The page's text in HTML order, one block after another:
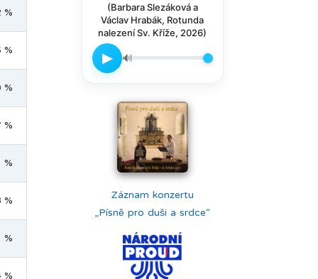
%
%
%
%
%
%
%
%
(Barbara Slezáková a
Václav Hrabák, Rotunda
nalezení Sv. Kříže, 2026)
▶ 🔊
Záznam konzertu
„Písně pro duši a srdce“